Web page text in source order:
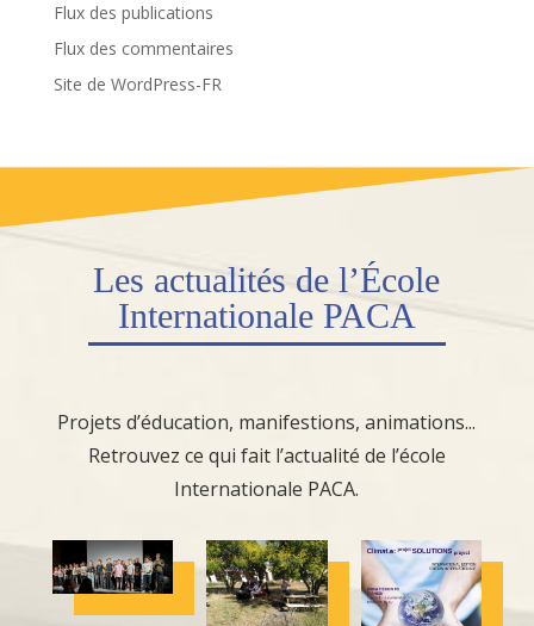
Flux des publications
Flux des commentaires
Site de WordPress-FR
Les actualités de l’École
Internationale PACA
Projets d’éducation, manifestions, animations...
Retrouvez ce qui fait l’actualité de l’école
Internationale PACA.